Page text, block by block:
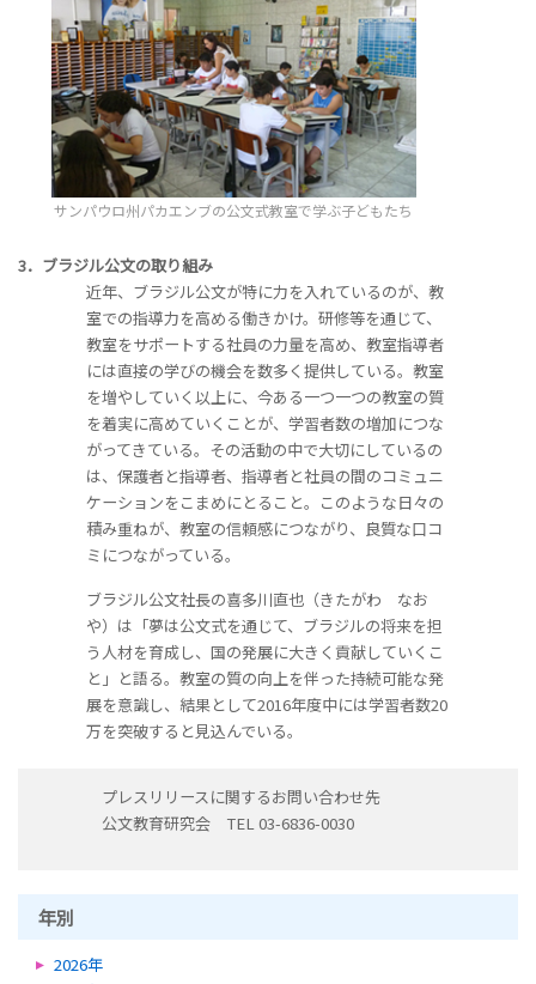
サンパウロ州パカエンブの公文式教室で学ぶ子どもたち
3．ブラジル公文の取り組み
近年、ブラジル公文が特に力を入れているのが、教
室での指導力を高める働きかけ。研修等を通じて、
教室をサポートする社員の力量を高め、教室指導者
には直接の学びの機会を数多く提供している。教室
を増やしていく以上に、今ある一つ一つの教室の質
を着実に高めていくことが、学習者数の増加につな
がってきている。その活動の中で大切にしているの
は、保護者と指導者、指導者と社員の間のコミュニ
ケーションをこまめにとること。このような日々の
積み重ねが、教室の信頼感につながり、良質な口コ
ミにつながっている。
ブラジル公文社長の喜多川直也（きたがわ なお
や）は「夢は公文式を通じて、ブラジルの将来を担
う人材を育成し、国の発展に大きく貢献していくこ
と」と語る。教室の質の向上を伴った持続可能な発
展を意識し、結果として2016年度中には学習者数20
万を突破すると見込んでいる。
プレスリリースに関するお問い合わせ先
公文教育研究会 TEL 03-6836-0030
年別
2026年